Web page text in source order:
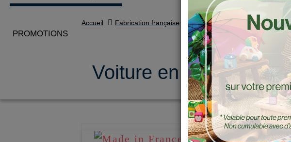
PROMOTIONS
Accueil Fabrication française
Voiture en bois, Old